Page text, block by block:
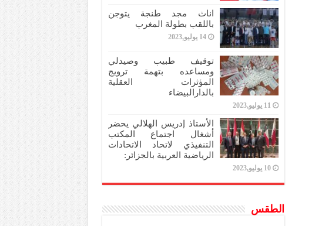
اناث مجد طنجة يتوجن
باللقب بطولة المغرب
14 يوليو,2023
توقيف طبيب وصيدلي
ومساعده بتهمة ترويج
المؤثرات العقلية
بالدارالبيضاء
11 يوليو,2023
الأستاذ إدريس الهلالي يحضر
أشغال اجتماع المكتب
التنفيذي لاتحاد الاتحادات
الرياضية العربية بالجزائر:
10 يوليو,2023
الطقس